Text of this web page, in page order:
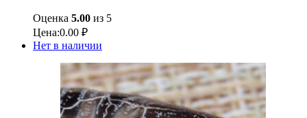
Оценка 5.00 из 5
Цена:0.00 ₽
Нет в наличии